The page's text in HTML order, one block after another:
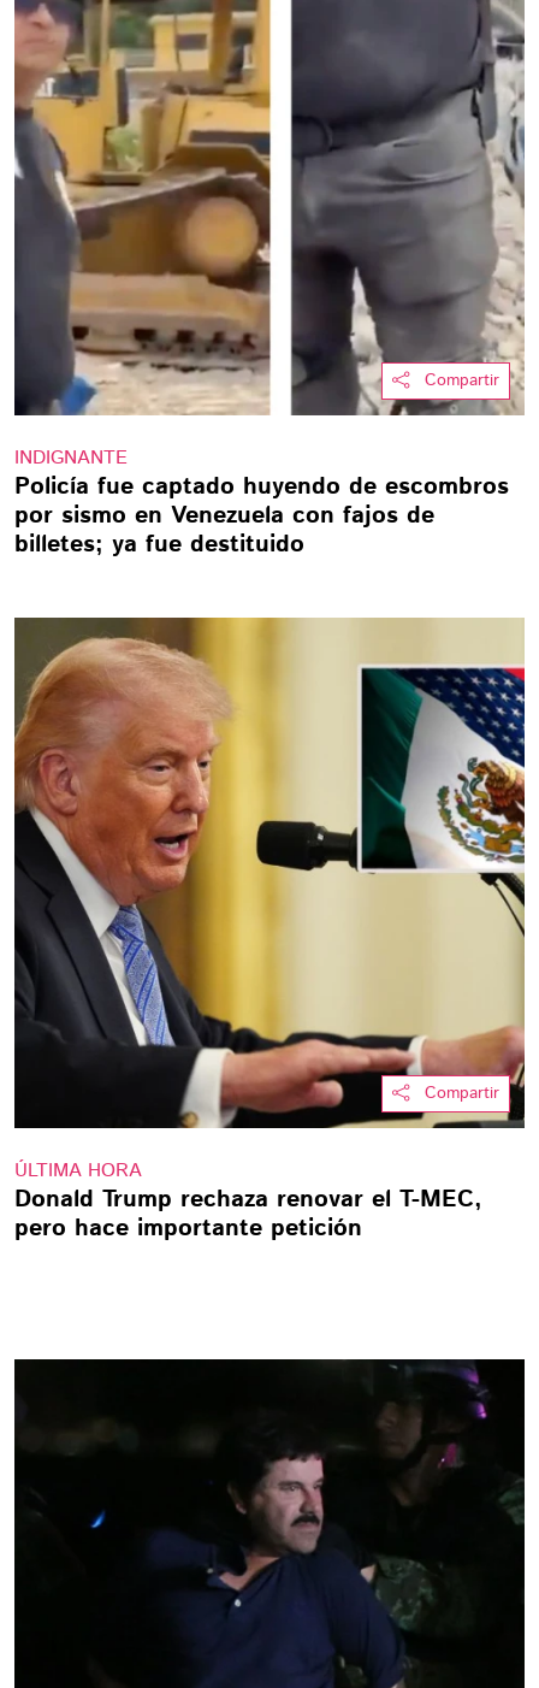
Compartir
INDIGNANTE
Policía fue captado huyendo de escombros
por sismo en Venezuela con fajos de
billetes; ya fue destituido
Compartir
ÚLTIMA HORA
Donald Trump rechaza renovar el T-MEC,
pero hace importante petición